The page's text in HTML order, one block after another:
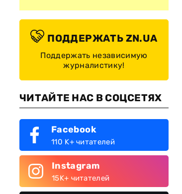
ПОДДЕРЖАТЬ ZN.UA
Поддержать независимую
журналистику!
ЧИТАЙТЕ НАС В СОЦСЕТЯХ
Facebook
110 K+ читателей
Instagram
15K+ читателей